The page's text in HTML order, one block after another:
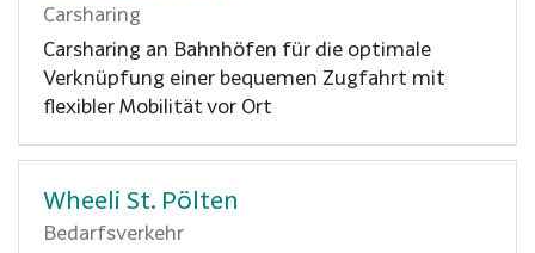
Carsharing
Carsharing an Bahnhöfen für die optimale
Verknüpfung einer bequemen Zugfahrt mit
flexibler Mobilität vor Ort
Wheeli St. Pölten
Bedarfsverkehr